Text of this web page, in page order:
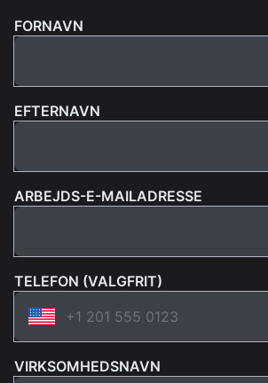
FORNAVN
EFTERNAVN
ARBEJDS-E-MAILADRESSE
TELEFON (VALGFRIT)
VIRKSOMHEDSNAVN